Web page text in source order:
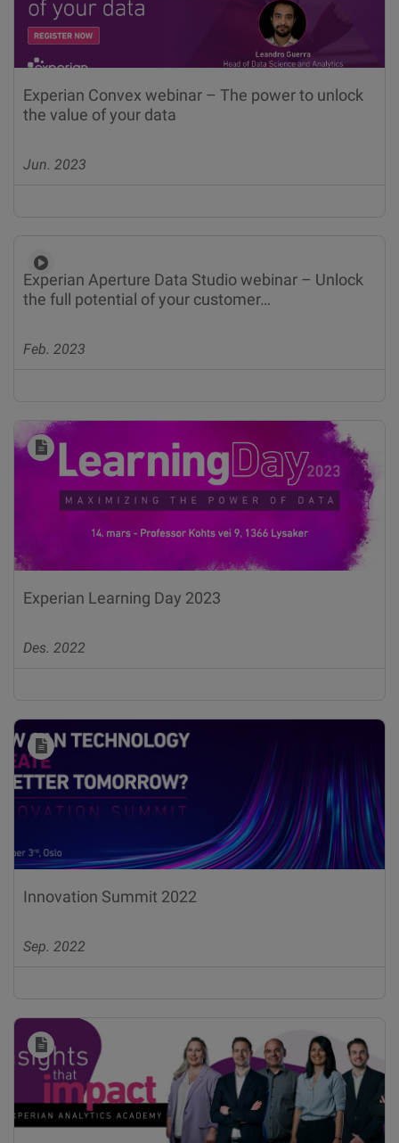
Experian Convex webinar – The power to unlock
the value of your data
Jun. 2023
Experian Aperture Data Studio webinar – Unlock
the full potential of your customer…
Feb. 2023
Experian Learning Day 2023
Des. 2022
Innovation Summit 2022
Sep. 2022